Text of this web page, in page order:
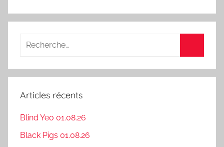
Recherche
:
Articles récents
Blind Yeo 01.08.26
Black Pigs 01.08.26